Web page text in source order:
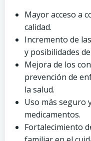
Mayor acceso a
calidad.
Incremento de
y posibilidades
Mejora de los
prevención de
la salud.
Uso más seguro
medicamentos.
Fortalecimiento